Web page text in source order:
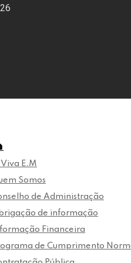
E.M
Somos
de Administração
de informação
Financeira
de Cumprimento